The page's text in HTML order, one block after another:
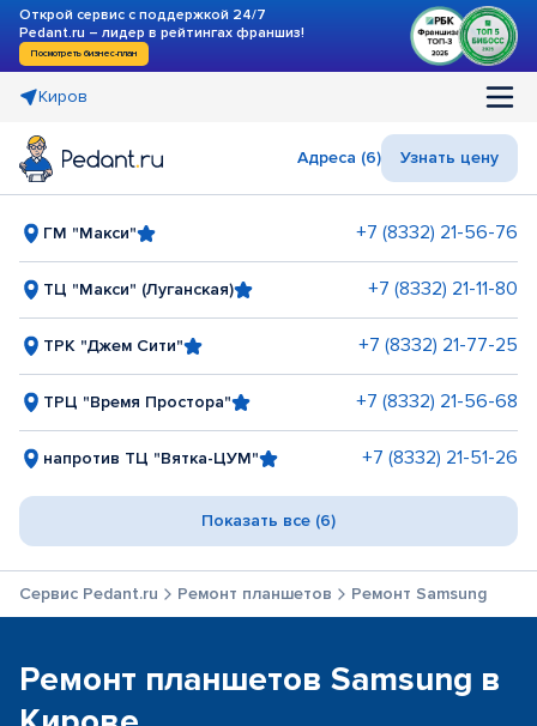
Открой сервис с поддержкой 24/7
Pedant.ru – лидер в рейтингах франшиз!
Посмотреть бизнес-план
Киров
Адреса (6) Узнать цену
ГМ "Макси" +7 (8332) 21-56-76
ТЦ "Макси" (Луганская) +7 (8332) 21-11-80
ТРК "Джем Сити" +7 (8332) 21-77-25
ТРЦ "Время Простора" +7 (8332) 21-56-68
напротив ТЦ "Вятка-ЦУМ" +7 (8332) 21-51-26
Показать все (6)
Сервис Pedant.ru Ремонт планшетов Ремонт Samsung
Ремонт планшетов Samsung в